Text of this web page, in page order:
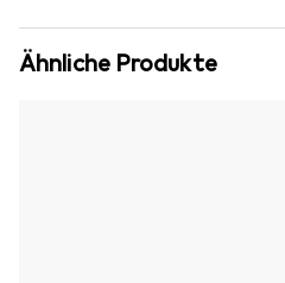
Ähnliche Produkte